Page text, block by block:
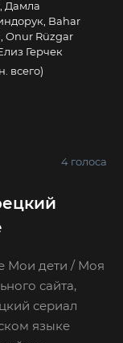
Дамла
Bahar
Onur Rüzgar
Герчек
всего)
4 голоса
Мои дети / Моя
сайта,
сериал
языке